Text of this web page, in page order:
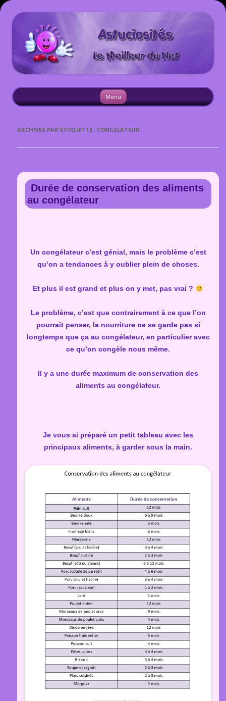
Menu
Aller
au
contenu
ARCHIVES PAR ÉTIQUETTE : CONGÉLATEUR
Durée de conservation des aliments
au congélateur
Un congélateur c’est génial, mais le problème c’est
qu’on a tendances à y oublier plein de choses.
Et plus il est grand et plus on y met, pas vrai ?
Le problème, c’est que contrairement à ce que l’on
pourrait penser, la nourriture ne se garde pas si
longtemps que ça au congélateur, en particulier avec
ce qu’on congèle nous même.
Il y a une durée maximum de conservation des
aliments au congélateur.
Je vous ai préparé un petit tableau avec les
principaux aliments, à garder sous la main.